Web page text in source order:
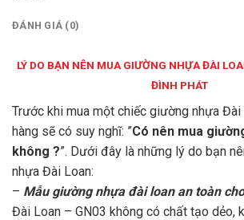
ĐÁNH GIÁ (0)
LÝ DO BẠN NÊN MUA GIƯỜNG NHỰA ĐÀI
ĐÌNH PHÁT
Trước khi mua một chiếc giường nhựa Đài
hàng sẽ có suy nghĩ: ”Có nên mua
không ?”. Dưới đây là những lý do bạn
nhựa Đài Loan:
– Mẫu giường nhựa đài loan an toàn
Đài Loan – GN03 không có chất tạo dẻo,